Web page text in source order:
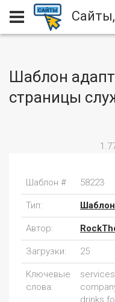
Шаблон
страницы
Шаблон # 58223
Тип:
Автор:
Загрузки: 25
Ключевые
слова:
drinks